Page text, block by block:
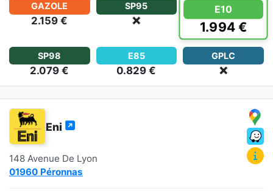
GAZOLE
2.159 €
SP95
❌
E10
1.994 €
SP98
2.079 €
E85
0.829 €
GPLC
❌
Eni
148 Avenue De Lyon
01960 Péronnas